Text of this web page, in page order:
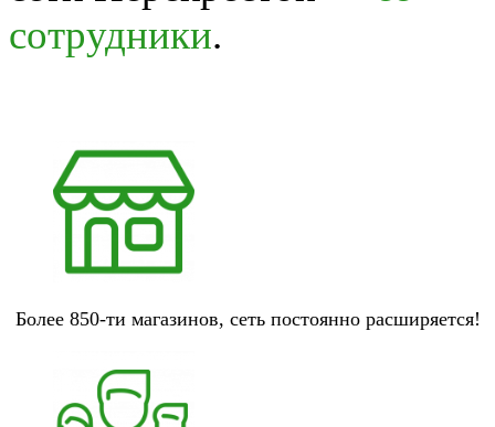
сотрудники.
Более 850-ти магазинов, сеть постоянно расширяется!